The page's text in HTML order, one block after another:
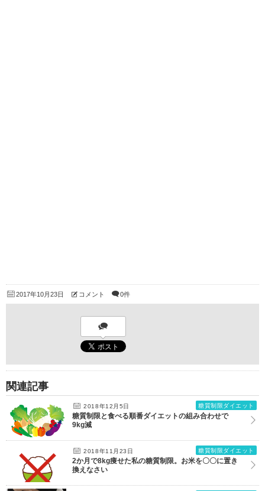
2017年10月23日 コメント 0件
関連記事
2018年12月5日 糖質制限ダイエット
糖質制限と食べる順番ダイエットの組み合わせで
9kg減
2018年11月23日 糖質制限ダイエット
2か月で8kg痩せた私の糖質制限。お米を〇〇に置き
換えなさい